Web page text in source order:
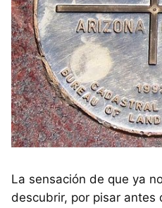
La sensación de que ya
descubrir, por pisar antes